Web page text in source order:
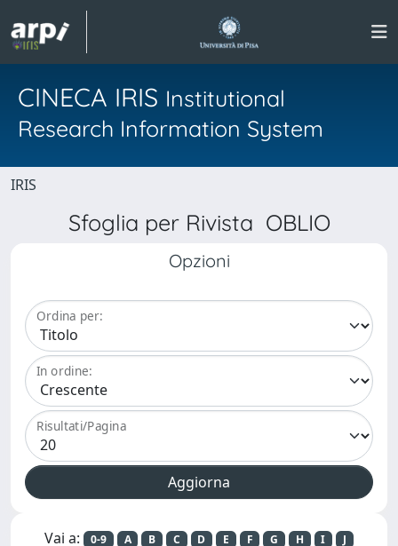
CINECA IRIS Institutional
Research Information System
IRIS
Sfoglia per Rivista OBLIO
Opzioni
Ordina per:
In ordine:
Risultati/Pagina
Vai a: 0-9 A B C D E F G H I
J